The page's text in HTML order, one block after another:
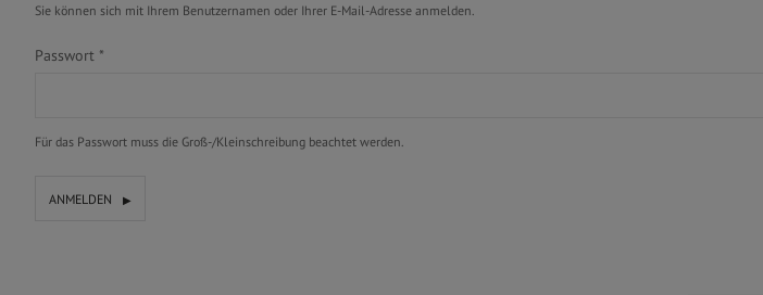
Sie können sich mit Ihrem Benutzernamen oder Ihrer E-Mail-Adresse anmelden.
Passwort *
Für das Passwort muss die Groß-/Kleinschreibung beachtet werden.
ANMELDEN